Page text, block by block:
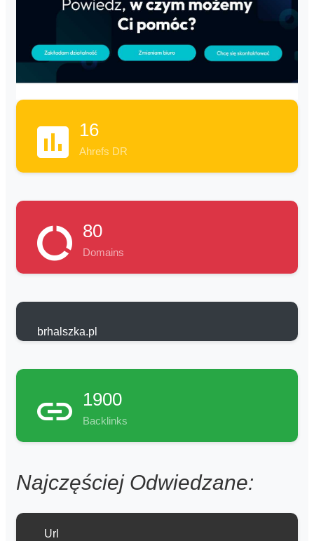
16
Ahrefs DR
80
Domains
brhalszka.pl
1900
Backlinks
Najczęściej Odwiedzane:
Url